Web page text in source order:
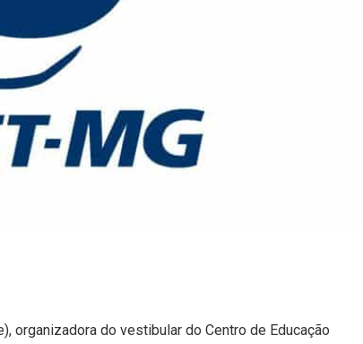
organizadora do vestibular do Centro de Educação